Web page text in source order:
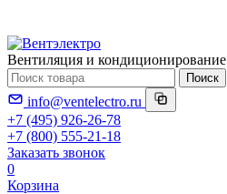
Вентиляция и кондиционирование
Поиск
info@ventelectro.ru
+7 (495) 926-26-78
+7 (800) 555-21-18
Заказать звонок
0
Корзина